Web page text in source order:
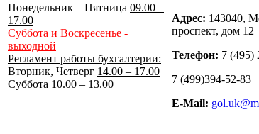
Понедельник – Пятница 09.00 –
17.00
Суббота и Воскресенье -
выходной
Регламент работы бухгалтерии:
Вторник, Четверг 14.00 – 17.00
Суббота 10.00 – 13.00
Адрес: 143040,
проспект, дом 12
Телефон: 7 (495)
7 (499)394-52-83
E-Mail: